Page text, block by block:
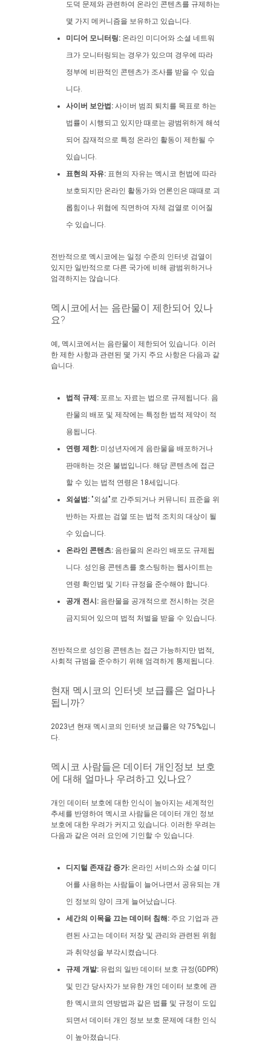
도덕 문제와 관련하여 온라인 콘텐츠를 규제하는
몇 가지 메커니즘을 보유하고 있습니다.
미디어 모니터링: 온라인 미디어와 소셜 네트워
크가 모니터링되는 경우가 있으며 경우에 따라
정부에 비판적인 콘텐츠가 조사를 받을 수 있습
니다.
사이버 보안법: 사이버 범죄 퇴치를 목표로 하는
법률이 시행되고 있지만 때로는 광범위하게 해석
되어 잠재적으로 특정 온라인 활동이 제한될 수
있습니다.
표현의 자유: 표현의 자유는 멕시코 헌법에 따라
보호되지만 온라인 활동가와 언론인은 때때로 괴
롭힘이나 위협에 직면하여 자체 검열로 이어질
수 있습니다.
전반적으로 멕시코에는 일정 수준의 인터넷 검열이
있지만 일반적으로 다른 국가에 비해 광범위하거나
엄격하지는 않습니다.
멕시코에서는 음란물이 제한되어 있나
요?
예, 멕시코에서는 음란물이 제한되어 있습니다. 이러
한 제한 사항과 관련된 몇 가지 주요 사항은 다음과 같
습니다.
법적 규제: 포르노 자료는 법으로 규제됩니다. 음
란물의 배포 및 제작에는 특정한 법적 제약이 적
용됩니다.
연령 제한: 미성년자에게 음란물을 배포하거나
판매하는 것은 불법입니다. 해당 콘텐츠에 접근
할 수 있는 법적 연령은 18세입니다.
외설법: "외설"로 간주되거나 커뮤니티 표준을 위
반하는 자료는 검열 또는 법적 조치의 대상이 될
수 있습니다.
온라인 콘텐츠: 음란물의 온라인 배포도 규제됩
니다. 성인용 콘텐츠를 호스팅하는 웹사이트는
연령 확인법 및 기타 규정을 준수해야 합니다.
공개 전시: 음란물을 공개적으로 전시하는 것은
금지되어 있으며 법적 처벌을 받을 수 있습니다.
전반적으로 성인용 콘텐츠는 접근 가능하지만 법적,
사회적 규범을 준수하기 위해 엄격하게 통제됩니다.
현재 멕시코의 인터넷 보급률은 얼마나
됩니까?
2023년 현재 멕시코의 인터넷 보급률은 약 75%입니
다.
멕시코 사람들은 데이터 개인정보 보호
에 대해 얼마나 우려하고 있나요?
개인 데이터 보호에 대한 인식이 높아지는 세계적인
추세를 반영하여 멕시코 사람들은 데이터 개인 정보
보호에 대한 우려가 커지고 있습니다. 이러한 우려는
다음과 같은 여러 요인에 기인할 수 있습니다.
디지털 존재감 증가: 온라인 서비스와 소셜 미디
어를 사용하는 사람들이 늘어나면서 공유되는 개
인 정보의 양이 크게 늘어났습니다.
세간의 이목을 끄는 데이터 침해: 주요 기업과 관
련된 사고는 데이터 저장 및 관리와 관련된 위험
과 취약성을 부각시켰습니다.
규제 개발: 유럽의 일반 데이터 보호 규정(GDPR)
및 민간 당사자가 보유한 개인 데이터 보호에 관
한 멕시코의 연방법과 같은 법률 및 규정이 도입
되면서 데이터 개인 정보 보호 문제에 대한 인식
이 높아졌습니다.